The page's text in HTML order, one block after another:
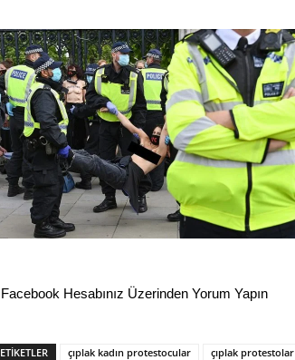
Facebook Hesabınız Üzerinden Yorum Yapın
ETİKETLER çıplak kadın protestocular çıplak protestolar